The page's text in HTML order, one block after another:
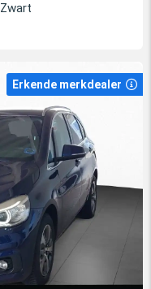
Zwart
Erkende merkdealer